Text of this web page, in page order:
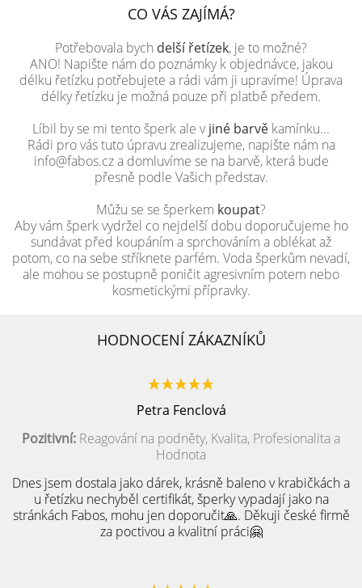
CO VÁS ZAJÍMÁ?
Potřebovala bych delší řetízek, je to možné?
ANO! Napište nám do poznámky k objednávce, jakou
délku řetízku potřebujete a rádi vám ji upravíme! Úprava
délky řetízku je možná pouze při platbě předem.
Líbil by se mi tento šperk ale vjiné barvě kamínku...
Rádi pro vás tuto úpravu zrealizujeme, napište nám na
info@fabos.cz a domluvíme se na barvě, která bude
přesně podle Vašich představ.
Můžu se se šperkem koupat?
Aby vám šperk vydržel co nejdelší dobu doporučujeme ho
sundávat před koupáním a sprchováním a oblékat až
potom, co na sebe stříknete parfém. Voda šperkům nevadí,
ale mohou se postupně poničit agresivním potem nebo
kosmetickými přípravky.
HODNOCENÍ ZÁKAZNÍKŮ
Petra Fenclová
Pozitivní: Reagování na podněty, Kvalita, Profesionalita a
Hodnota
Dnes jsem dostala jako dárek, krásně baleno v krabičkách a
u řetízku nechyběl certifikát, šperky vypadají jako na
stránkách Fabos, mohu jen doporučit🙏. Děkuji české firmě
za poctivou a kvalitní práci🤗